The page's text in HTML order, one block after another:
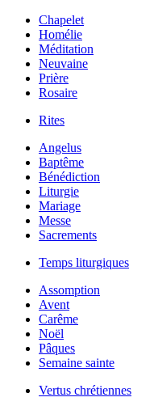
Chapelet
Homélie
Méditation
Neuvaine
Prière
Rosaire
Rites
Angelus
Baptême
Bénédiction
Liturgie
Mariage
Messe
Sacrements
Temps liturgiques
Assomption
Avent
Carême
Noël
Pâques
Semaine sainte
Vertus chrétiennes